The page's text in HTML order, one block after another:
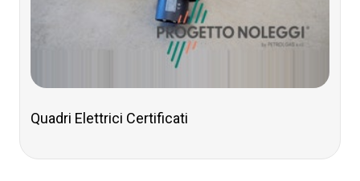
Quadri Elettrici Certificati